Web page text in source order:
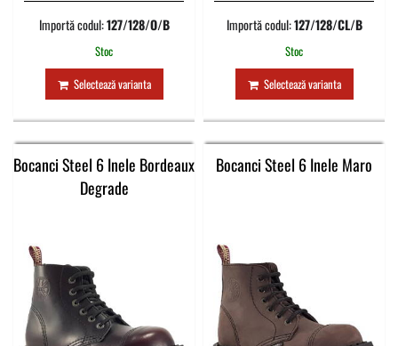
Importă codul:127/128/O/B
Stoc
Selectează varianta
Importă codul:127/128/CL/B
Stoc
Selectează varianta
Bocanci Steel 6 Inele Bordeaux
Degrade
Bocanci Steel 6 Inele Maro